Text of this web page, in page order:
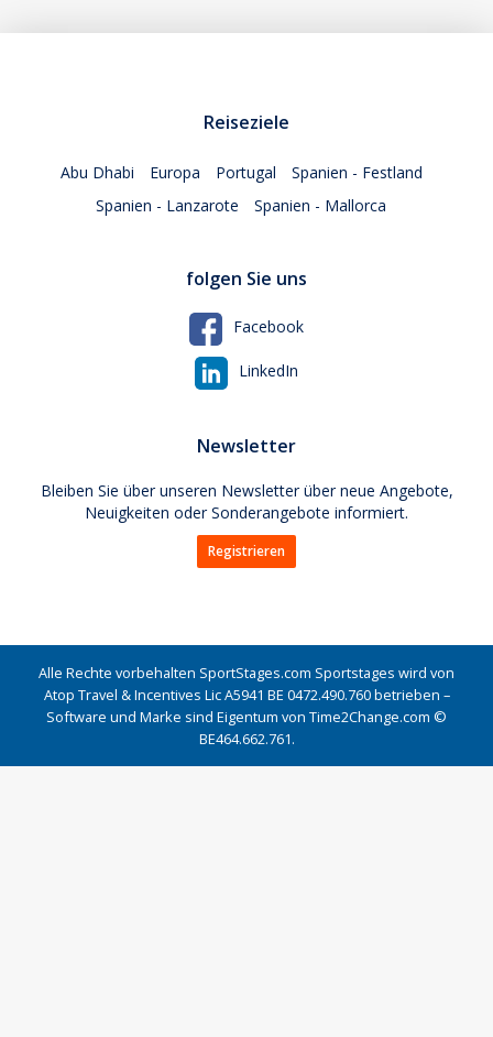
Reiseziele
Abu Dhabi Europa Portugal
Spanien - Festland
Spanien - Lanzarote
Spanien - Mallorca
folgen Sie uns
Facebook
LinkedIn
Newsletter
Bleiben Sie über unseren Newsletter über neue Angebote,
Neuigkeiten oder Sonderangebote informiert.
Registrieren
Alle Rechte vorbehalten SportStages.com Sportstages wird von
Atop Travel & Incentives Lic A5941 BE 0472.490.760 betrieben –
Software und Marke sind Eigentum von Time2Change.com ©
BE464.662.761.